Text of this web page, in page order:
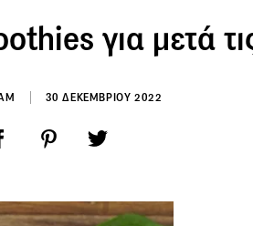
Ειδήσεις
Έρευνες
για μετά
30 ΔΕΚΕΜΒΡΙΟΥ 2022